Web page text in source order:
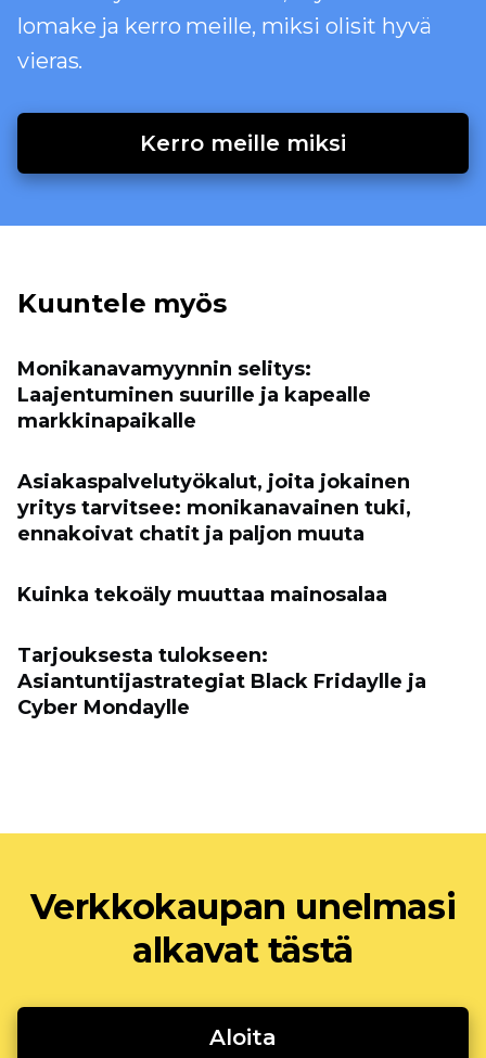
lomake ja kerro meille, miksi olisit hyvä
vieras.
Kerro meille miksi
Kuuntele myös
Monikanavamyynnin selitys:
Laajentuminen suurille ja kapealle
markkinapaikalle
Asiakaspalvelutyökalut, joita jokainen
yritys tarvitsee: monikanavainen tuki,
ennakoivat chatit ja paljon muuta
Kuinka tekoäly muuttaa mainosalaa
Tarjouksesta tulokseen:
Asiantuntijastrategiat Black Fridaylle ja
Cyber ​​Mondaylle
Verkkokaupan unelmasi
alkavat tästä
Aloita